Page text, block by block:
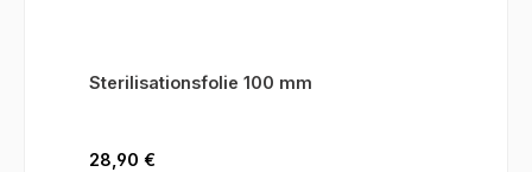
Sterilisationsfolie 100 mm
Regulärer Preis:
28,90 €